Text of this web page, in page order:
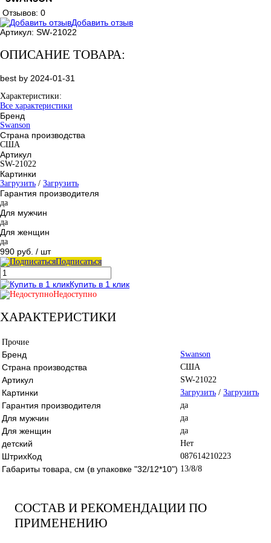
Отзывов: 0
Добавить отзыв
Артикул: SW-21022
ОПИСАНИЕ ТОВАРА:
best by 2024-01-31
Характеристики:
Все характеристики
Бренд
Swanson
Страна производства
США
Артикул
SW-21022
Картинки
Загрузить / Загрузить
Гарантия производителя
да
Для мужчин
да
Для женщин
да
990 руб. / шт
Подписаться
Купить в 1 клик
Недоступно
ХАРАКТЕРИСТИКИ
Прочие
Бренд Swanson
Страна производства США
Артикул SW-21022
Картинки Загрузить / Загрузить
Гарантия производителя да
Для мужчин да
Для женщин да
детский Нет
ШтрихКод 087614210223
Габариты товара, см (в упаковке "32/12*10") 13/8/8
СОСТАВ И РЕКОМЕНДАЦИИ ПО
ПРИМЕНЕНИЮ